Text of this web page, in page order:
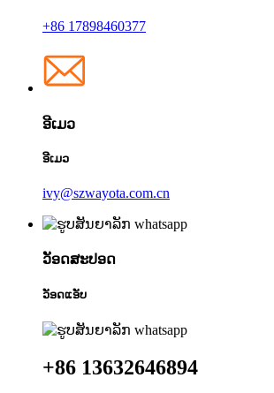
+86 17898460377
ອີເມວ
ອີເມວ
ivy@szwayota.com.cn
ວັອດສະປອດ
ວັອດແອັບ
+86 13632646894